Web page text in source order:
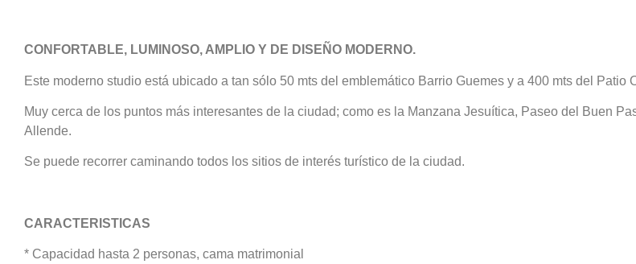
CONFORTABLE, LUMINOSO, AMPLIO Y DE DISEÑO MODERNO.
Este moderno studio está ubicado a tan sólo 50 mts del emblemático Barrio Guemes y a 400 mts del Patio
Muy cerca de los puntos más interesantes de la ciudad; como es la Manzana Jesuítica, Paseo del Buen
Allende.
Se puede recorrer caminando todos los sitios de interés turístico de la ciudad.
CARACTERISTICAS
* Capacidad hasta 2 personas, cama matrimonial